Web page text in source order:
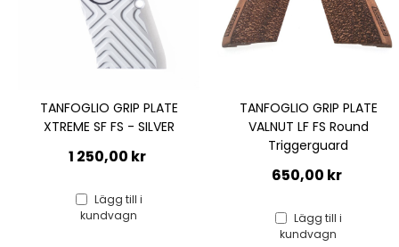
TANFOGLIO GRIP PLATE
XTREME SF FS - SILVER
1 250,00 kr
Lägg till i
kundvagn
TANFOGLIO GRIP PLATE
VALNUT LF FS Round
Triggerguard
650,00 kr
Lägg till i
kundvagn